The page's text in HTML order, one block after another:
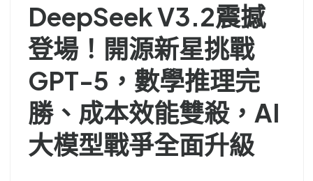
DeepSeek V3.2震撼
登場！開源新星挑戰
GPT-5，數學推理完
勝、成本效能雙殺，AI
大模型戰爭全面升級